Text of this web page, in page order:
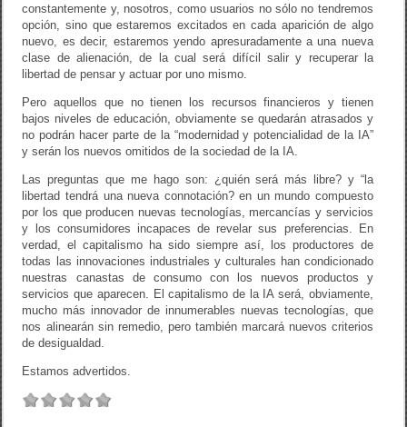
constantemente y, nosotros, como usuarios no sólo no tendremos
opción, sino que estaremos excitados en cada aparición de algo
nuevo, es decir, estaremos yendo apresuradamente a una nueva
clase de alienación, de la cual será difícil salir y recuperar la
libertad de pensar y actuar por uno mismo.
Pero aquellos que no tienen los recursos financieros y tienen
bajos niveles de educación, obviamente se quedarán atrasados y
no podrán hacer parte de la “modernidad y potencialidad de la IA”
y serán los nuevos omitidos de la sociedad de la IA.
Las preguntas que me hago son: ¿quién será más libre? y “la
libertad tendrá una nueva connotación? en un mundo compuesto
por los que producen nuevas tecnologías, mercancías y servicios
y los consumidores incapaces de revelar sus preferencias. En
verdad, el capitalismo ha sido siempre así, los productores de
todas las innovaciones industriales y culturales han condicionado
nuestras canastas de consumo con los nuevos productos y
servicios que aparecen. El capitalismo de la IA será, obviamente,
mucho más innovador de innumerables nuevas tecnologías, que
nos alinearán sin remedio, pero también marcará nuevos criterios
de desigualdad.
Estamos advertidos.